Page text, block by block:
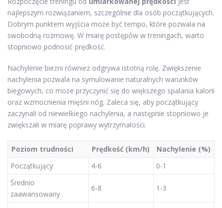
najlepszym rozwiązaniem, szczególnie dla osób początkujących.
Dobrym punktem wyjścia może być tempo, które pozwala na
swobodną rozmowę. W miarę postępów w treningach, warto
stopniowo podnosić prędkość.
Nachylenie bieżni również odgrywa istotną rolę. Zwiększenie
nachylenia pozwala na symulowanie naturalnych warunków
biegowych, co może przyczynić się do większego spalania kalorii
oraz wzmocnienia mięśni nóg. Zaleca się, aby początkujący
zaczynali od niewielkiego nachylenia, a następnie stopniowo je
zwiększali w miarę poprawy wytrzymałości.
Poziom trudności Prędkość (km/h)
Nachylenie (%)
Początkujący
4-6
0-1
Średnio
zaawansowany
6-8 1-3